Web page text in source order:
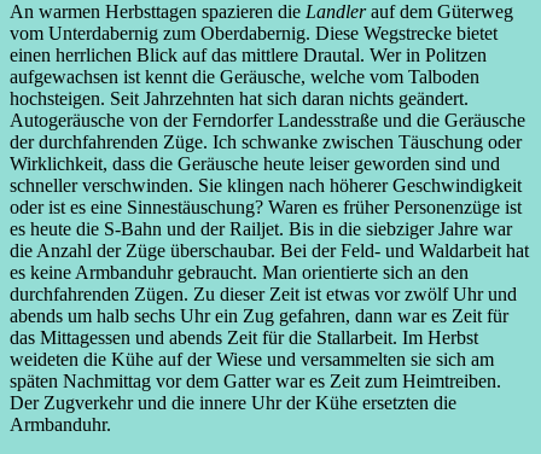
An warmen Herbsttagen spazieren die Landlerauf dem Güterweg
vom Unterdabernig zum Oberdabernig. Diese Wegstrecke bietet
einen herrlichen Blick auf das mittlere Drautal. Wer in Politzen
aufgewachsen ist kennt die Geräusche, welche vom Talboden
hochsteigen. Seit Jahrzehnten hat sich daran nichts geändert.
Autogeräusche von der Ferndorfer Landesstraße und die Geräusche
der durchfahrenden Züge. Ich schwanke zwischen Täuschung oder
Wirklichkeit, dass die Geräusche heute leiser geworden sind und
schneller verschwinden. Sie klingen nach höherer Geschwindigkeit
oder ist es eine Sinnestäuschung? Waren es früher Personenzüge ist
es heute die S-Bahn und der Railjet. Bis in die siebziger Jahre war
die Anzahl der Züge überschaubar. Bei der Feld- und Waldarbeit hat
es keine Armbanduhr gebraucht. Man orientierte sich an den
durchfahrenden Zügen. Zu dieser Zeit ist etwas vor zwölf Uhr und
abends um halb sechs Uhr ein Zug gefahren, dann war es Zeit für
das Mittagessen und abends Zeit für die Stallarbeit. Im Herbst
weideten die Kühe auf der Wiese und versammelten sie sich am
späten Nachmittag vor dem Gatter war es Zeit zum Heimtreiben.
Der Zugverkehr und die innere Uhr der Kühe ersetzten die
Armbanduhr.